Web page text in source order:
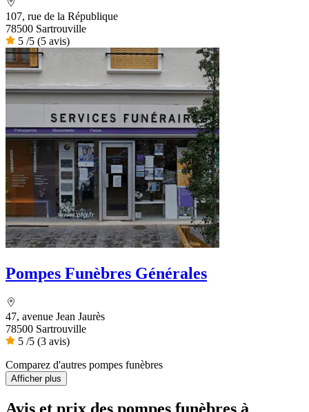
107, rue de la République
78500 Sartrouville
5 /5 (5 avis)
Pompes Funèbres Générales
47, avenue Jean Jaurès
78500 Sartrouville
5 /5 (3 avis)
Comparez d'autres pompes funèbres
Afficher plus